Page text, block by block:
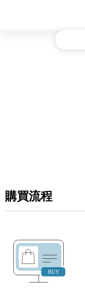
購買流程